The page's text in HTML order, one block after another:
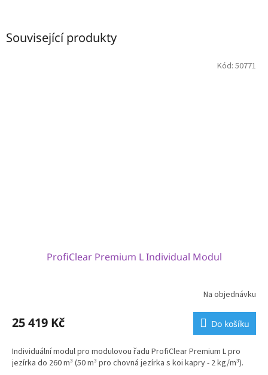
Související produkty
ProfiClear Premium L Individual Modul
Na objednávku
25 419 Kč Do košíku
Individuální modul pro modulovou řadu ProfiClear Premium L pro
jezírka do 260 m³ (50 m³ pro chovná jezírka s koi kapry - 2 kg/m³).
Kód: 50771